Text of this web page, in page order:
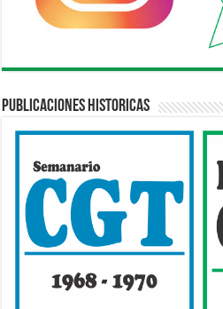
Publicaciones Historicas